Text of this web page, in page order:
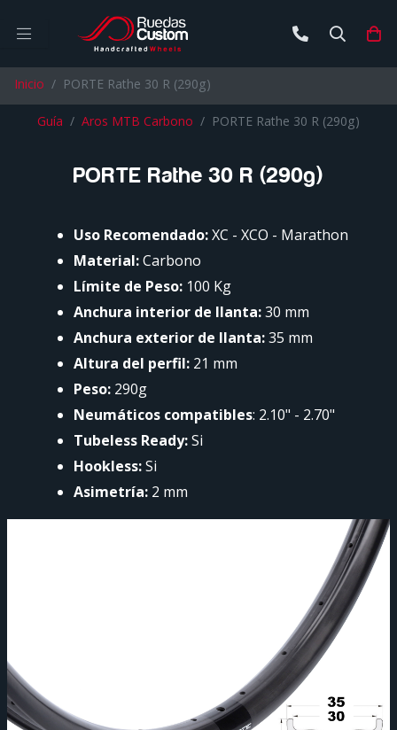
Buscar
Inicio PORTE Rathe 30 R (290g)
Guía Aros MTB Carbono PORTE Rathe 30 R (290g)
PORTE Rathe 30 R (290g)
Uso Recomendado:XC - XCO - Marathon
Material:Carbono
Límite de Peso: 100 Kg
Anchura interior de llanta:30 mm
Anchura exterior de llanta:35 mm
Altura del perfil: 21 mm
Peso: 290g
Neumáticos compatibles: 2.10" - 2.70"
Tubeless Ready:Si
Hookless:Si
Asimetría: 2 mm